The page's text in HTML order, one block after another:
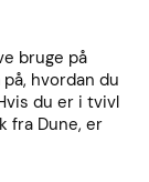
bruge på
hvordan du
du er i tvivl
fra Dune, er